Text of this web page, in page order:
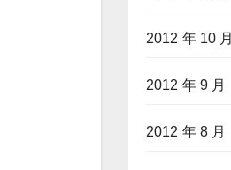
2012 年 10 月
2012 年 9 月
2012 年 8 月